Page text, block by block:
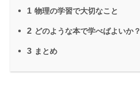
1 物理の学習で大切なこと
2 どのような本で学べばよいか？
3 まとめ